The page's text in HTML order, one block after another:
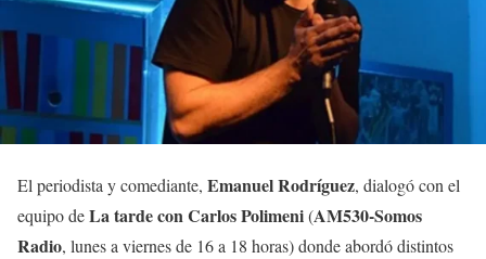
El periodista y comediante, Emanuel Rodríguez, dialogó con el
equipo deLa tarde con Carlos Polimeni(AM530-Somos
Radio, lunes a viernes de 16 a 18 horas) donde abordó distintos